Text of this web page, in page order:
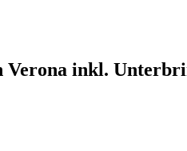
Verona inkl.